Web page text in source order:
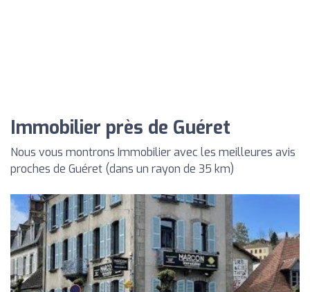
Immobilier près de Guéret
Nous vous montrons Immobilier avec les meilleures avis
proches de Guéret (dans un rayon de 35 km)